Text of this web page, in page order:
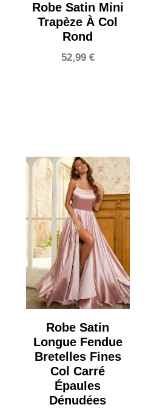
Robe Satin Mini
Trapèze À Col
Rond
52,99 €
Robe Satin
Longue Fendue
Bretelles Fines
Col Carré
Épaules
Dénudées